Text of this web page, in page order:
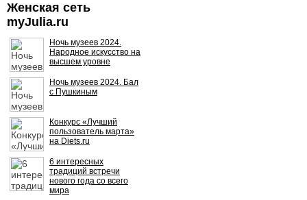
Женская сеть
myJulia.ru
Ночь музеев 2024.
Народное искусство на
высшем уровне
Ночь музеев 2024. Бал
с Пушкиным
Конкурс «Лучший
пользователь марта»
на Diets.ru
6 интересных
традиций встречи
нового года со всего
мира